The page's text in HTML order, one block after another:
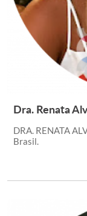
Dra. Renata
DRA. RENATA
Brasil.